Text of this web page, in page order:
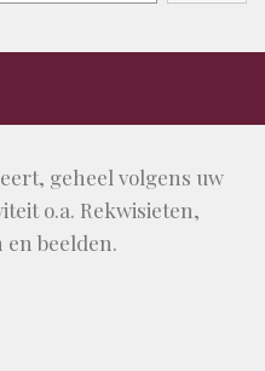
geheel volgens uw
o.a. Rekwisieten,
beelden.